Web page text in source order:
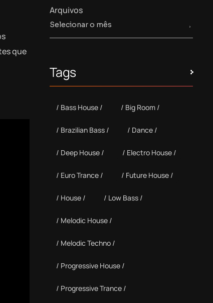
que
Arquivos
Tags
Bass House Big Room
Brazilian Bass Dance
Deep House Electro House
Euro Trance Future House
House Low Bass
Melodic House
Melodic Techno
Progressive House
Progressive Trance